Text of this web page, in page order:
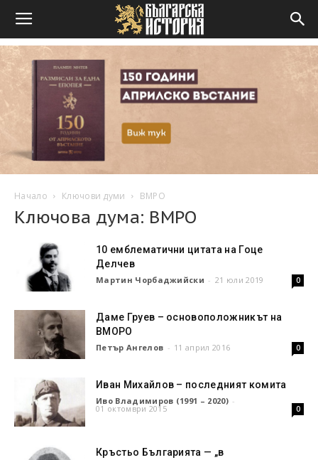
Начало Ключови думи ВМРО
Ключова дума: ВМРО
10 емблематични цитата на Гоце
Делчев
Мартин Чорбаджийски - 21 юли 2019 0
Даме Груев – основоположникът на
ВМОРО
Петър Ангелов - 11 април 2016 0
Иван Михайлов – последният комита
Иво Владимиров (1991 – 2020) -
01 октомври 2015 0
Кръстьо Българията — „в